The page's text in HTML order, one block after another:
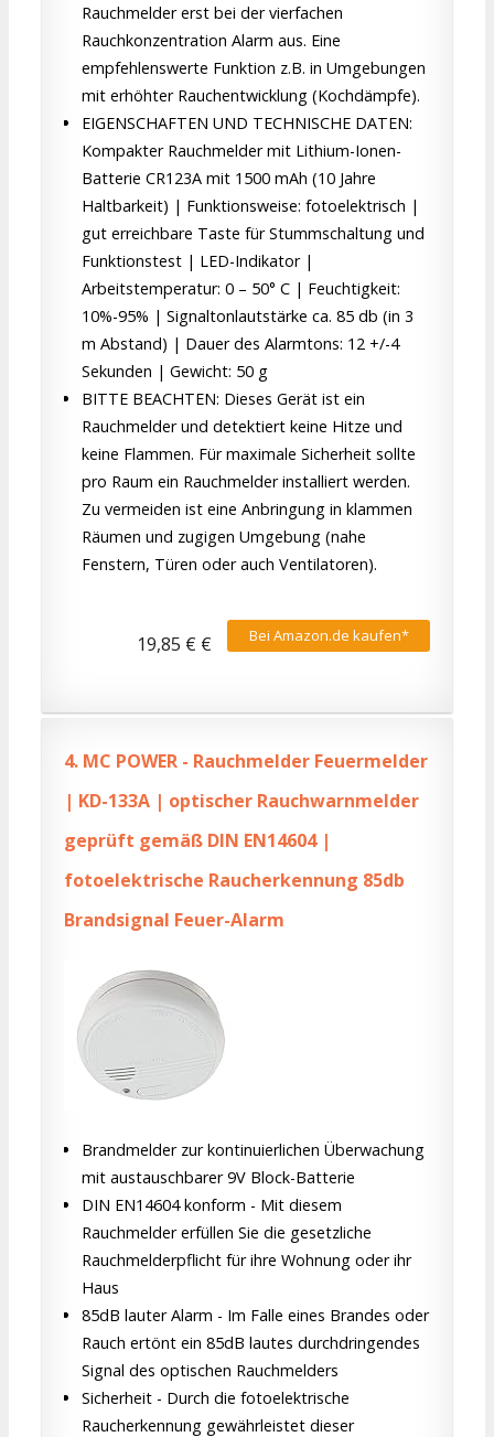
Rauchmelder erst bei der vierfachen
Rauchkonzentration Alarm aus. Eine
empfehlenswerte Funktion z.B. in Umgebungen
mit erhöhter Rauchentwicklung (Kochdämpfe).
EIGENSCHAFTEN UND TECHNISCHE DATEN:
Kompakter Rauchmelder mit Lithium-Ionen-
Batterie CR123A mit 1500 mAh (10 Jahre
Haltbarkeit) | Funktionsweise: fotoelektrisch |
gut erreichbare Taste für Stummschaltung und
Funktionstest | LED-Indikator |
Arbeitstemperatur: 0 – 50° C | Feuchtigkeit:
10%-95% | Signaltonlautstärke ca. 85 db (in 3
m Abstand) | Dauer des Alarmtons: 12 +/-4
Sekunden | Gewicht: 50 g
BITTE BEACHTEN: Dieses Gerät ist ein
Rauchmelder und detektiert keine Hitze und
keine Flammen. Für maximale Sicherheit sollte
pro Raum ein Rauchmelder installiert werden.
Zu vermeiden ist eine Anbringung in klammen
Räumen und zugigen Umgebung (nahe
Fenstern, Türen oder auch Ventilatoren).
Bei Amazon.de kaufen*
19,85 € €
4. MC POWER - Rauchmelder Feuermelder
| KD-133A | optischer Rauchwarnmelder
geprüft gemäß DIN EN14604 |
fotoelektrische Raucherkennung 85db
Brandsignal Feuer-Alarm
Brandmelder zur kontinuierlichen Überwachung
mit austauschbarer 9V Block-Batterie
DIN EN14604 konform - Mit diesem
Rauchmelder erfüllen Sie die gesetzliche
Rauchmelderpflicht für ihre Wohnung oder ihr
Haus
85dB lauter Alarm - Im Falle eines Brandes oder
Rauch ertönt ein 85dB lautes durchdringendes
Signal des optischen Rauchmelders
Sicherheit - Durch die fotoelektrische
Raucherkennung gewährleistet dieser